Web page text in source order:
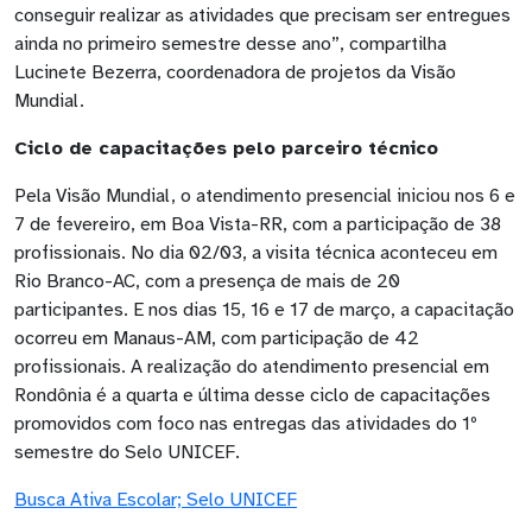
conseguir realizar as atividades que precisam ser entregues
ainda no primeiro semestre desse ano”, compartilha
Lucinete Bezerra, coordenadora de projetos da Visão
Mundial.
Ciclo de capacitações pelo parceiro técnico
Pela Visão Mundial, o atendimento presencial iniciou nos 6 e
7 de fevereiro, em Boa Vista-RR, com a participação de 38
profissionais. No dia 02/03, a visita técnica aconteceu em
Rio Branco-AC, com a presença de mais de 20
participantes. E nos dias 15, 16 e 17 de março, a capacitação
ocorreu em Manaus-AM, com participação de 42
profissionais. A realização do atendimento presencial em
Rondônia é a quarta e última desse ciclo de capacitações
promovidos com foco nas entregas das atividades do 1º
semestre do Selo UNICEF.
Busca Ativa Escolar; Selo UNICEF